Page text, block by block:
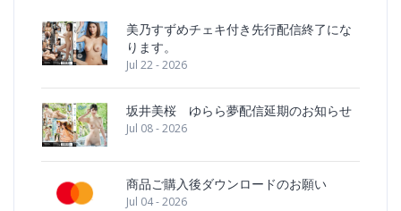
美乃すずめチェキ付き先行配信終了にな
ります。
Jul 22 - 2026
坂井美桜 ゆらら夢配信延期のお知らせ
Jul 08 - 2026
商品ご購入後ダウンロードのお願い
Jul 04 - 2026